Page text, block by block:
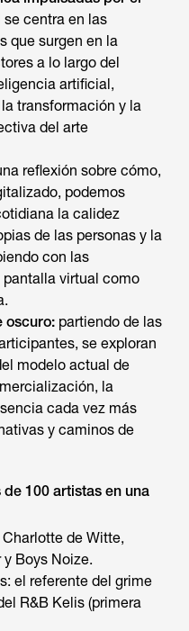
centra en las
que surgen en la
a lo largo del
artificial,
transformación y la
del arte
reflexión sobre cómo,
podemos
la calidez
de las personas y la
con las
virtual como
oscuro: partiendo de las
se exploran
modelo actual de
la
cada vez más
y caminos de
100 artistas en una
de Witte,
Boys Noize.
el referente del grime
R&B Kelis (primera